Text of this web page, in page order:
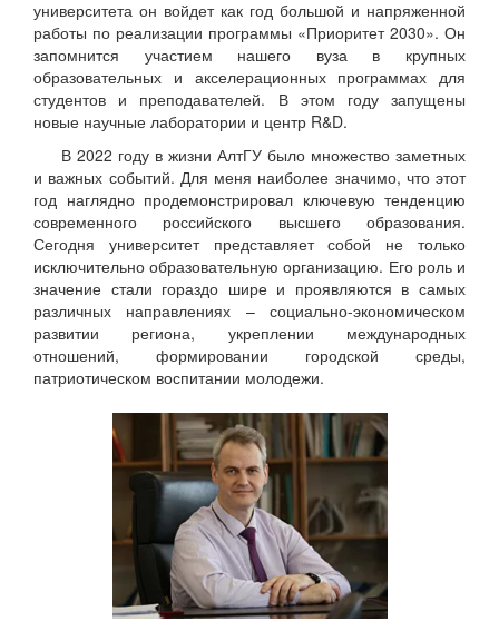
университета он войдет как год большой и напряженной
работы по реализации программы «Приоритет 2030». Он
запомнится участием нашего вуза в крупных
образовательных и акселерационных программах для
студентов и преподавателей. В этом году запущены
новые научные лаборатории и центр R&D.
В 2022 году в жизни АлтГУ было множество заметных
и важных событий. Для меня наиболее значимо, что этот
год наглядно продемонстрировал ключевую тенденцию
современного российского высшего образования.
Сегодня университет представляет собой не только
исключительно образовательную организацию. Его роль и
значение стали гораздо шире и проявляются в самых
различных направлениях – социально-экономическом
развитии региона, укреплении международных
отношений, формировании городской среды,
патриотическом воспитании молодежи.